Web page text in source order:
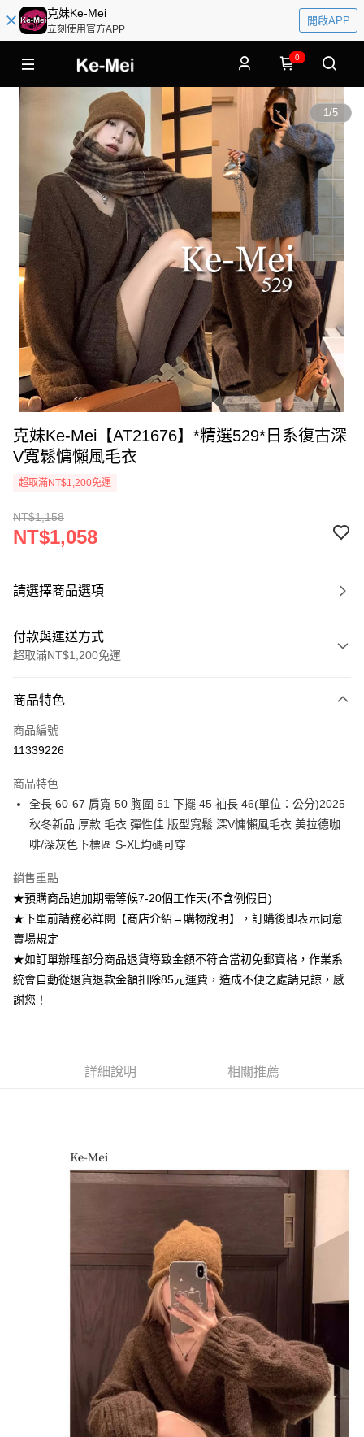
克妹Ke-Mei
立刻使用官方APP
開啟APP
0
1/5
克妹Ke-Mei【AT21676】*精選529*日系復古深
V寬鬆慵懶風毛衣
超取滿NT$1,200免運
NT$1,158
NT$1,058
請選擇商品選項
付款與運送方式
超取滿NT$1,200免運
信用卡一次付款
超商取貨付款
ATM付款
運送方式
付款後全家取貨
每筆NT$85，滿NT$1,200(含以上)免運費
每筆NT$85，滿NT$1,200(含以上)免運費
商品特色
商品編號
11339226
商品特色
全長 60-67 肩寬 50 胸圍 51 下擺 45 袖長 46(單位：公分)2025
秋冬新品 厚款 毛衣 彈性佳 版型寬鬆 深V慵懶風毛衣 美拉德咖
啡/深灰色下標區 S-XL均碼可穿
銷售重點
★預購商品追加期需等候7-20個工作天(不含例假日)
★下單前請務必詳閱【商店介紹→購物說明】，訂購後即表示同意
賣場規定
★如訂單辦理部分商品退貨導致金額不符合當初免郵資格，作業系
統會自動從退貨退款金額扣除85元運費，造成不便之處請見諒，感
謝您！
詳細說明 相關推薦